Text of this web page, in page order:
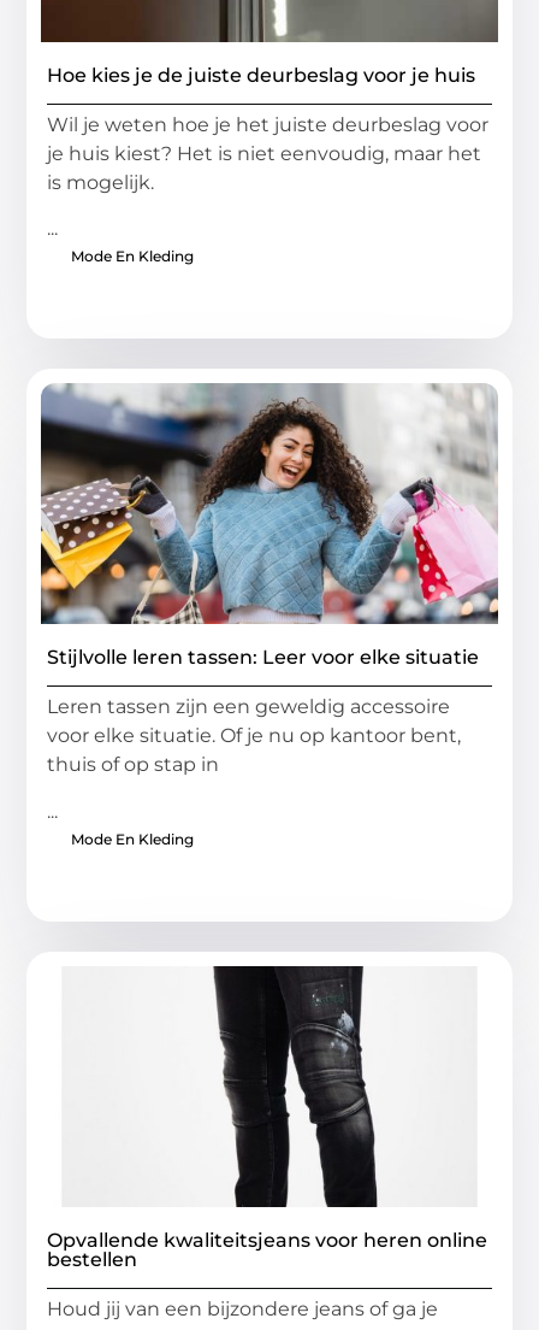
Hoe kies je de juiste deurbeslag voor je huis
Wil je weten hoe je het juiste deurbeslag voor
je huis kiest? Het is niet eenvoudig, maar het
is mogelijk.
...
Mode En Kleding
Stijlvolle leren tassen: Leer voor elke situatie
Leren tassen zijn een geweldig accessoire
voor elke situatie. Of je nu op kantoor bent,
thuis of op stap in
...
Mode En Kleding
Opvallende kwaliteitsjeans voor heren online
bestellen
Houd jij van een bijzondere jeans of ga je